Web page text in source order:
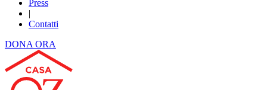
Press
|
Contatti
DONA ORA